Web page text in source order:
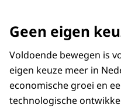
Geen eigen
Voldoende bewegen is
eigen keuze meer in
economische groei en
technologische